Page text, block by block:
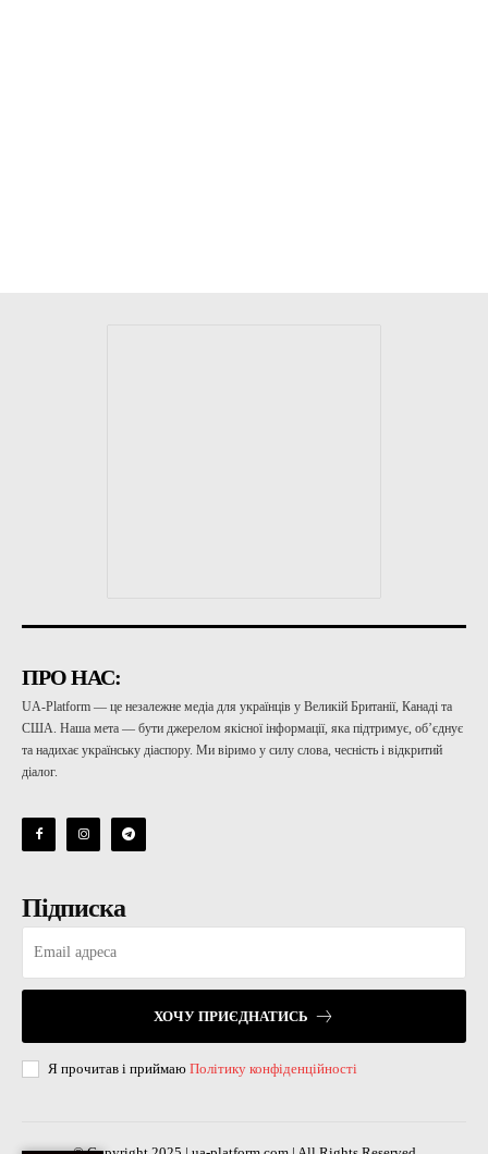
ПРО НАС:
UA-Platform — це незалежне медіа для українців у Великій Британії, Канаді та
США. Наша мета — бути джерелом якісної інформації, яка підтримує, об’єднує
та надихає українську діаспору. Ми віримо у силу слова, чесність і відкритий
діалог.
Підписка
ХОЧУ ПРИЄДНАТИСЬ
Я прочитав і приймаю Політику конфіденційності